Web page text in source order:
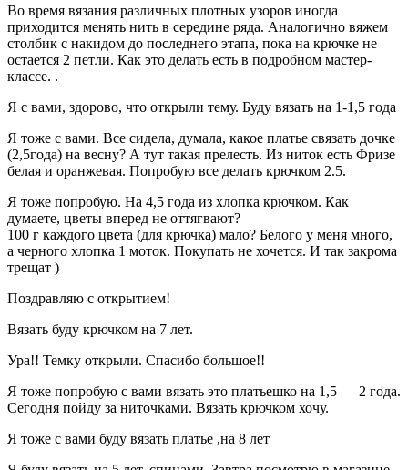
Во время вязания различных плотных узоров иногда
приходится менять нить в середине ряда. Аналогично вяжем
столбик с накидом до последнего этапа, пока на крючке не
остается 2 петли. Как это делать есть в подробном мастер-
классе. .
Я с вами, здорово, что открыли тему. Буду вязать на 1-1,5 года
Я тоже с вами. Все сидела, думала, какое платье связать дочке
(2,5года) на весну? А тут такая прелесть. Из ниток есть Фризе
белая и оранжевая. Попробую все делать крючком 2.5.
Я тоже попробую. На 4,5 года из хлопка крючком. Как
думаете, цветы вперед не оттягвают?
100 г каждого цвета (для крючка) мало? Белого у меня много,
а черного хлопка 1 моток. Покупать не хочется. И так закрома
трещат )
Поздравляю с открытием!
Вязать буду крючком на 7 лет.
Ура!! Темку открыли. Спасибо большое!!
Я тоже попробую с вами вязать это платьешко на 1,5 — 2 года.
Сегодня пойду за ниточками. Вязать крючком хочу.
Я тоже с вами буду вязать платье ,на 8 лет